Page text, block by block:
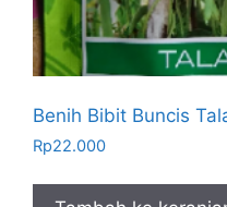
Benih Bibit Buncis
Rp22.000